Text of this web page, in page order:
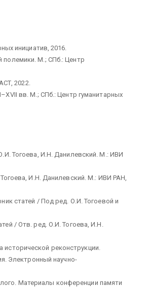
инициатив, 2016.
полемики. М.; СПб.: Центр
2022.
вв. М.; СПб.: Центр гуманитарных
Тогоева, И.Н. Данилевский. М.: ИВИ
И.Н. Данилевский. М.: ИВИ РАН,
статей / Под ред. О.И. Тогоевой и
/ Отв. ред. О.И. Тогоева, И.Н.
реконструкции.
Электронный научно-
Материалы конференции памяти